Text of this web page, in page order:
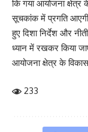
कि गया आयोजना
सूचकांक में प्रगति
हुए दिशा निर्देश और
ध्यान में रखकर किया
आयोजना क्षेत्र के
233